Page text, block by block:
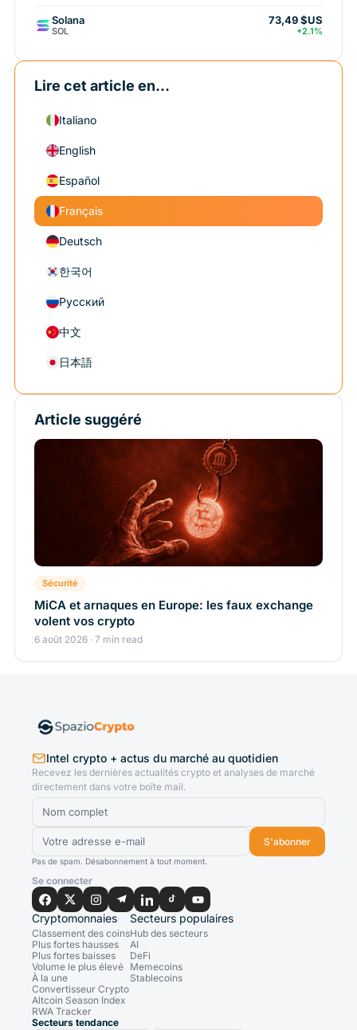
Solana
SOL
73,49 $US
+2.1%
Lire cet article en...
Italiano
English
Español
Français
Deutsch
한국어
Русский
中文
日本語
Article suggéré
Sécurité
MiCA et arnaques en Europe: les faux exchange
volent vos crypto
6 août 2026 · 7 min read
Intel crypto + actus du marché au quotidien
Recevez les dernières actualités crypto et analyses de marché
directement dans votre boîte mail.
S'abonner
Pas de spam. Désabonnement à tout moment.
Se connecter
Cryptomonnaies
Classement des coins
Plus fortes hausses
Plus fortes baisses
Volume le plus élevé
À la une
Convertisseur Crypto
Altcoin Season Index
RWA Tracker
Secteurs populaires
Hub des secteurs
AI
DeFi
Memecoins
Stablecoins
Secteurs tendance